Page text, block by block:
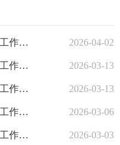
2026-04-02
国家税务总局辽宁省税务局任免工作人员（2026年4月2日）
2026-03-13
国家税务总局辽宁省税务局任免工作人员（2026年3月13日）
2026-03-13
国家税务总局辽宁省税务局任免工作人员（2026年3月13日）
2026-03-06
国家税务总局辽宁省税务局任免工作人员（2026年3月6日）
2026-03-03
国家税务总局辽宁省税务局任免工作人员（2026年3月3日）